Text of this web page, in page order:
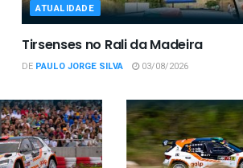
ATUALIDADE
Tirsenses no Rali da Madeira
DE PAULO JORGE SILVA 03/08/2026